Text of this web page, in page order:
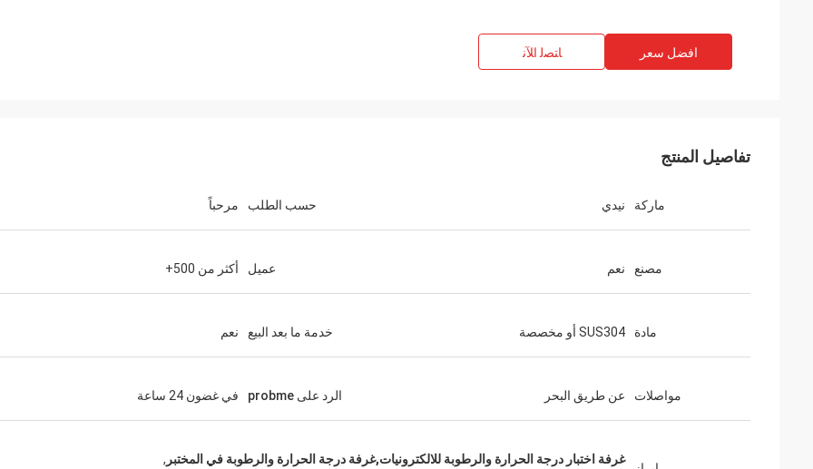
افضل سعر ﺎﺘﺼﻟ ﺍﻶﻧ
تفاصيل المنتج
ماركة نيدي حسب الطلب مرحباً
مصنع نعم عميل أكثر من 500+
مادة SUS304 أو مخصصة خدمة ما بعد البيع نعم
مواصلات عن طريق البحر الرد على probme في غضون 24 ساعة
غرفة اختبار درجة الحرارة والرطوبة للالكترونيات,غرفة درجة الحرارة والرطوبة في المختبر ,